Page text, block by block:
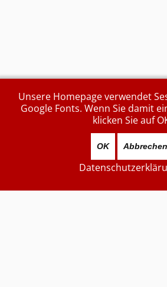
Unsere Homepage verwendet
Google Fonts. Wenn Sie damit
klicken Sie auf
OK Abbrechen